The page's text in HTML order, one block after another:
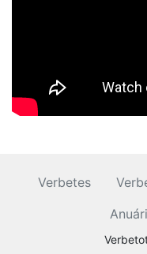
Verbetes